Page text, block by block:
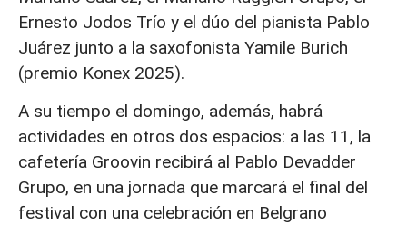
Ernesto Jodos Trío y el dúo del pianista Pablo
Juárez junto a la saxofonista Yamile Burich
(premio Konex 2025).
A su tiempo el domingo, además, habrá
actividades en otros dos espacios: a las 11, la
cafetería Groovin recibirá al Pablo Devadder
Grupo, en una jornada que marcará el final del
festival con una celebración en Belgrano